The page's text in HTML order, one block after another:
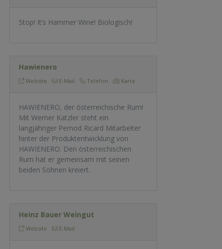
Stop! It‘s Hammer Wine! Biologisch!
Hawienero
Website E-Mail Telefon Karte
HAWIENERO, der österreichische Rum!
Mit Werner Katzler steht ein
langjähriger Pernod Ricard Mitarbeiter
hinter der Produktentwicklung von
HAWIENERO. Den österreichischen
Rum hat er gemeinsam mit seinen
beiden Söhnen kreiert.
Heinz Bauer Weingut
Website E-Mail